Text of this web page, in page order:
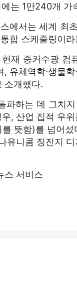
는 1만240개
에서는 세계
합 스케줄링이
재 중커수광
유체역학∙생물
소개했다.
파하는 데 그치
, 산업 집적 우
뜻함)를 넘어
유니콤 징진지
스 서비스